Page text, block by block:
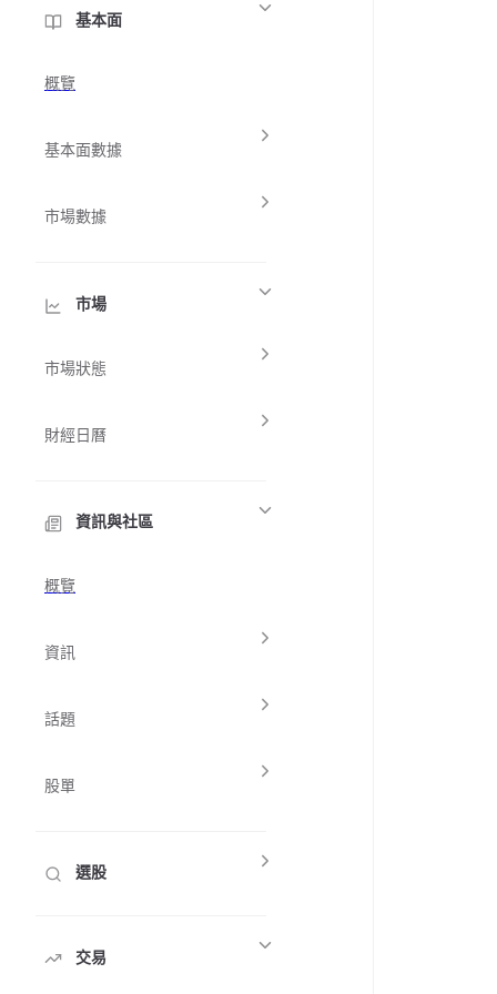
基本面
概覽
基本面數據
市場數據
市場
市場狀態
財經日曆
資訊與社區
概覽
資訊
話題
股單
選股
交易